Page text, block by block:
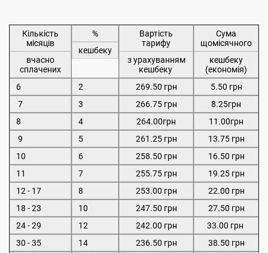
Кількість
місяців
вчасно
сплачених
%
кешбеку
Вартість
тарифу
з урахуванням
кешбеку
Сума
щомісячного
кешбеку
(економія)
6
2 269.50 грн
5.50 грн
7
3 266.75 грн
8.25грн
8
4 264.00грн
11.00грн
9
5 261.25 грн
13.75 грн
10
6 258.50 грн
16.50 грн
11
7 255.75 грн
19.25 грн
12 - 17
8 253.00 грн
22.00 грн
18 - 23
10 247.50 грн
27.50 грн
24 - 29
12 242.00 грн
33.00 грн
30 - 35
14 236.50 грн
38.50 грн